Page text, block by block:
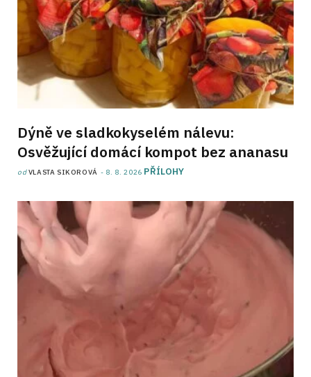
Dýně ve sladkokyselém nálevu:
Osvěžující domácí kompot bez ananasu
odVLASTA SIKOROVÁ 8. 8. 2026 PŘÍLOHY